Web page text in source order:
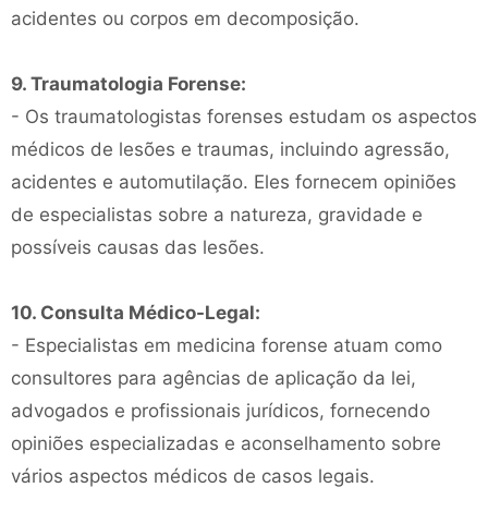
acidentes ou corpos em decomposição.
9. Traumatologia Forense:
- Os traumatologistas forenses estudam os aspectos
médicos de lesões e traumas, incluindo agressão,
acidentes e automutilação. Eles fornecem opiniões
de especialistas sobre a natureza, gravidade e
possíveis causas das lesões.
10. Consulta Médico-Legal:
- Especialistas em medicina forense atuam como
consultores para agências de aplicação da lei,
advogados e profissionais jurídicos, fornecendo
opiniões especializadas e aconselhamento sobre
vários aspectos médicos de casos legais.